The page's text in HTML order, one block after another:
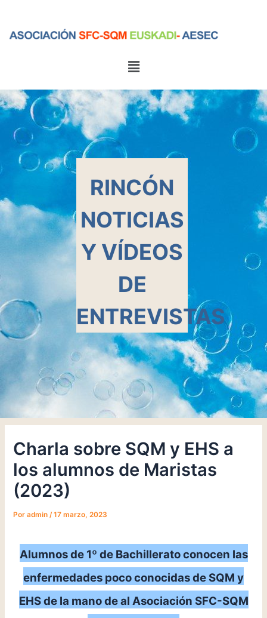
Menú
Menú
RINCÓN
NOTICIAS
Y VÍDEOS
DE
ENTREVISTAS
Charla sobre SQM y EHS a
los alumnos de Maristas
(2023)
Poradmin/17 marzo, 2023
Alumnos de 1º de Bachillerato conocen las
enfermedades poco conocidas de SQM y
EHS de la mano de al Asociación SFC-SQM